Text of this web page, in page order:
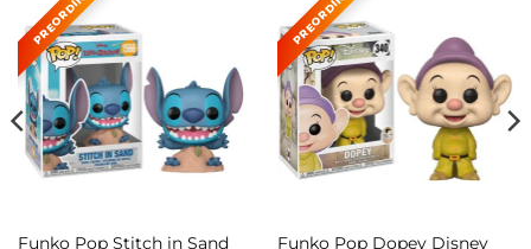
Funko Pop Stitch in Sand
Funko Pop Dopey Disney